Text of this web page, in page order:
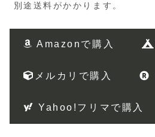
別途送料がかかります。
Amazonで購入
メルカリで購入
Yahoo!フリマで購入